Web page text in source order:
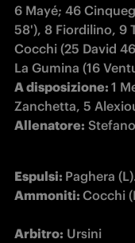
6 Mayé; 46
58'), 8 Fiordilino, 9
Cocchi (25 David
A disposizione: 1
Allenatore:
Espulsi:
Ammoniti:
Arbitro: